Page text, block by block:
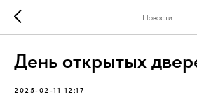
Новости
День открытых
2025-02-11 12:17